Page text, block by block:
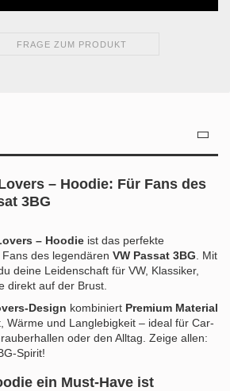
FRAGE ZUM PRODUKT
– Hoodie: Für Fans des
3BG
– Hoodie ist das perfekte
des legendären VW Passat 3BG . Mit
deine Leidenschaft für VW, Klassiker,
direkt auf der Brust.
Design kombiniert Premium Material
Wärme und Langlebigkeit – ideal für Car-
oder den Alltag. Zeige allen:
Spirit!
ein Must-Have ist